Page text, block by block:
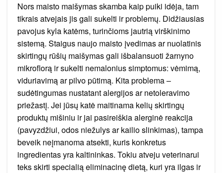
Nors maisto maišymas skamba kaip puiki idėja, tam
tikrais atvejais jis gali sukelti ir problemų. Didžiausias
pavojus kyla katėms, turinčioms jautrią virškinimo
sistemą. Staigus naujo maisto įvedimas ar nuolatinis
skirtingų rūšių maišymas gali išbalansuoti žarnyno
mikroflorą ir sukelti nemalonius simptomus: vėmimą,
viduriavimą ar pilvo pūtimą. Kita problema –
sudėtingumas nustatant alergijos ar netoleravimo
priežastį. Jei jūsų katė maitinama kelių skirtingų
produktų mišiniu ir jai pasireiškia alerginė reakcija
(pavyzdžiui, odos niežulys ar kailio slinkimas), tampa
beveik neįmanoma atsekti, kuris konkretus
ingredientas yra kaltininkas. Tokiu atveju veterinarui
teks skirti specialią eliminacinę dietą, kuri yra ilgas ir